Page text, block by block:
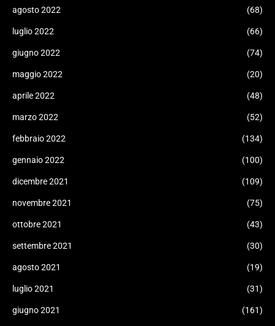
agosto 2022 (68)
luglio 2022 (66)
giugno 2022 (74)
maggio 2022 (20)
aprile 2022 (48)
marzo 2022 (52)
febbraio 2022 (134)
gennaio 2022 (100)
dicembre 2021 (109)
novembre 2021 (75)
ottobre 2021 (43)
settembre 2021 (30)
agosto 2021 (19)
luglio 2021 (31)
giugno 2021 (161)